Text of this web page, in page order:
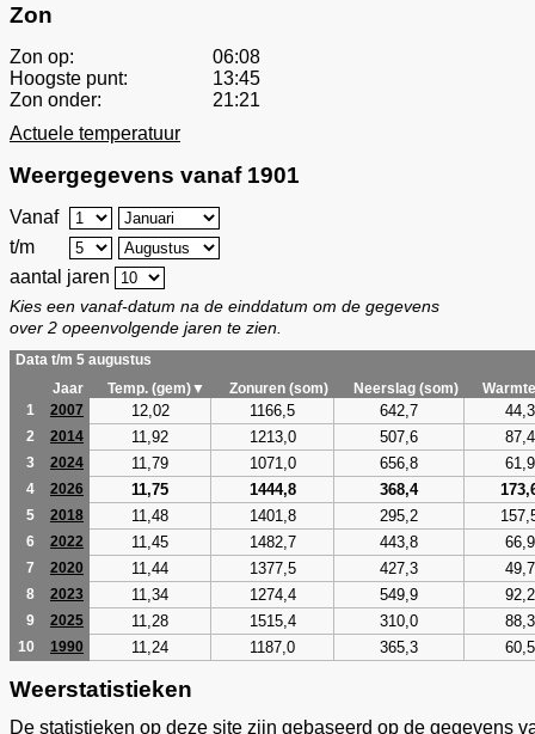
Zon
Zon op:
06:08
Hoogste punt:
13:45
Zon onder:
21:21
Actuele temperatuur
Weergegevens vanaf 1901
Vanaf
t/m
aantal jaren
Kies een vanaf-datum na de einddatum om de gegevens
over 2 opeenvolgende jaren te zien.
Data t/m 5 augustus
Jaar
Temp. (gem)▼ Zonuren (som) Neerslag (som)
1
2007 12,02 1166,5 642,7 44,3
2 2014 11,92 1213,0 507,6 87,4
3 2024 11,79 1071,0 656,8 61,9
4 2026 11,75 1444,8 368,4
5 2018 11,48 1401,8 295,2
6 2022 11,45 1482,7 443,8 66,9
7 2020 11,44 1377,5 427,3 49,7
8 2023 11,34 1274,4 549,9 92,2
9 2025 11,28 1515,4 310,0 88,3
10 1990 11,24 1187,0 365,3 60,5
Weerstatistieken
De statistieken op deze site zijn gebaseerd op de gegevens